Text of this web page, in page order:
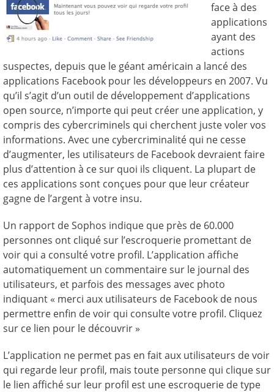
face à des
applications
ayant des
actions
suspectes, depuis que le géant américain a lancé des
applications Facebook pour les développeurs en 2007. Vu
qu’il s’agit d’un outil de développement d’applications
open source, n’importe qui peut créer une application, y
compris des cybercriminels qui cherchent juste voler vos
informations. Avec une cybercriminalité qui ne cesse
d’augmenter, les utilisateurs de Facebook devraient faire
plus d’attention à ce sur quoi ils cliquent. La plupart de
ces applications sont conçues pour que leur créateur
gagne de l’argent à votre insu.
Un rapport de Sophos indique que près de 60.000
personnes ont cliqué sur l’escroquerie promettant de
voir qui a consulté votre profil. L’application affiche
automatiquement un commentaire sur le journal des
utilisateurs, et parfois des messages avec photo
indiquant « merci aux utilisateurs de Facebook de nous
permettre enfin de voir qui consulte votre profil. Cliquez
sur ce lien pour le découvrir »
L’application ne permet pas en fait aux utilisateurs de voir
qui regarde leur profil, mais toute personne qui clique sur
le lien affiché sur leur profil est une escroquerie de type